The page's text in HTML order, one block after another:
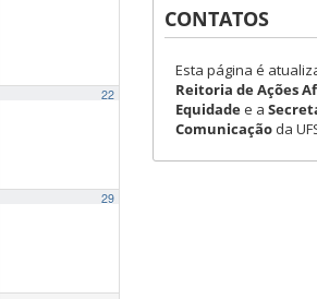
22
29
CONTATOS
Esta página é
Reitoria de Ações
Equidadee a
Comunicação da